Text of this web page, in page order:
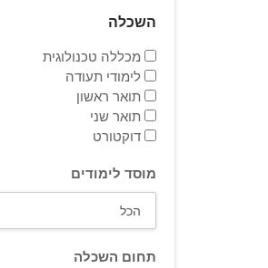
השכלה
מכללה טכנולוגית
לימודי תעודה
תואר ראשון
תואר שני
דוקטורט
מוסד לימודים
תחום השכלה